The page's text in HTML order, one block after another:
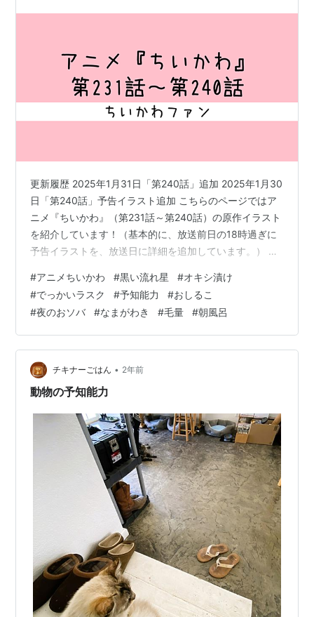
更新履歴 2025年1月31日「第240話」追加 2025年1月30
日「第240話」予告イラスト追加 こちらのページではア
ニメ『ちいかわ』（第231話～第240話）の原作イラスト
を紹介しています！（基本的に、放送前日の18時過ぎに
予告イラストを、放送日に詳細を追加しています。） め
いますので、リアルタイムで視聴したい方はお忘れな
く！！ 見逃し配信・見放題配信では、TVでは放送されて
いないエンディング（スタッフロール）がありますの
で、TVで視聴している方はぜひそちらもチェックしてみ
てください！ 第231話『黒い流れ星・後編⑩』2024年12
月…
#アニメちいかわ #黒い流れ星 #オキシ漬け
#でっかいラスク #予知能力 #おしるこ
#夜のおソバ #なまがわき #毛量 #朝風呂
チキナーごはん • 2年前
動物の予知能力